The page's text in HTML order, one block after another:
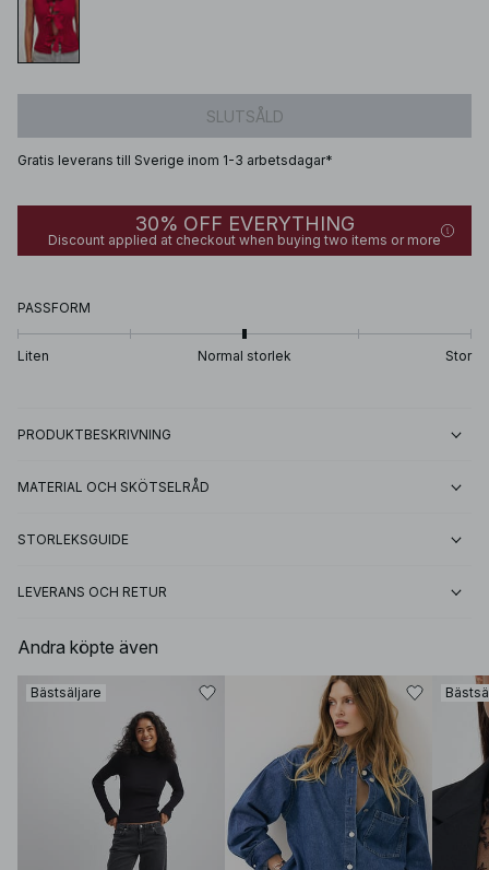
SLUTSÅLD
Gratis leverans till Sverige inom 1-3 arbetsdagar*
30% OFF EVERYTHING
Discount applied at checkout when buying two items or more
PASSFORM
Liten Normal storlek Stor
PRODUKTBESKRIVNING
MATERIAL OCH SKÖTSELRÅD
STORLEKSGUIDE
LEVERANS OCH RETUR
Andra köpte även
Bästsäljare